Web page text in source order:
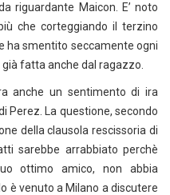
riguardante Maicon. E’ noto
che corteggiando il terzino
ha smentito seccamente ogni
fatta anche dal ragazzo.
anche un sentimento di ira
Perez. La questione, secondo
della clausola rescissoria di
sarebbe arrabbiato perchè
ottimo amico, non abbia
è venuto a Milano a discutere